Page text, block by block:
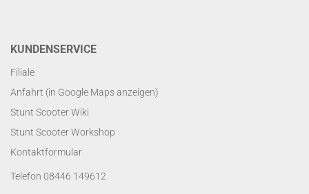
KUNDENSERVICE
Filiale
Anfahrt (in Google Maps anzeigen)
Stunt Scooter Wiki
Stunt Scooter Workshop
Kontaktformular
Telefon 08446 149612